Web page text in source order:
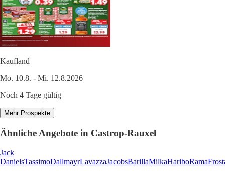
Kaufland
Mo. 10.8. - Mi. 12.8.2026
Noch 4 Tage gültig
Mehr Prospekte
Ähnliche Angebote in Castrop-Rauxel
Jack
DanielsTassimoDallmayrLavazzaJacobsBarillaMilkaHariboRama